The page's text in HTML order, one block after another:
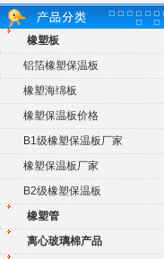
橡塑板
铝箔橡塑保温板
橡塑海绵板
橡塑保温板价格
B1级橡塑保温板厂家
橡塑保温板厂家
B2级橡塑保温板
橡塑管
离心玻璃棉产品